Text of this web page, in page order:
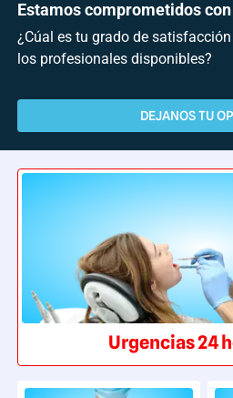
Estamos comprometidos
¿Cúal es tu grado de
los profesionales disponibles?
DEJANOS TU
Urgencias 24